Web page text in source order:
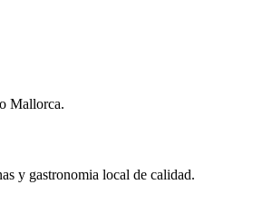
Mallorca.
y gastronomia local de calidad.